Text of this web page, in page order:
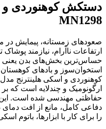
دستکش کوهنوردی و
MN1298
صعودهای زمستانه، پیمایش
ارتفاعات ناآرام، نیازمند
حساس‌ترین بخش‌های بدن یعنی
استخوان‌سوز و بادهای
ارگونومیک و چندلایه است که
حفاظتی مهندسی شده است. این
دفاعی کامل، مانع از افت
را برای کار با ابزارها،